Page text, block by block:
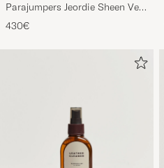
Parajumpers Jeordie Sheen Vest
Black
430€